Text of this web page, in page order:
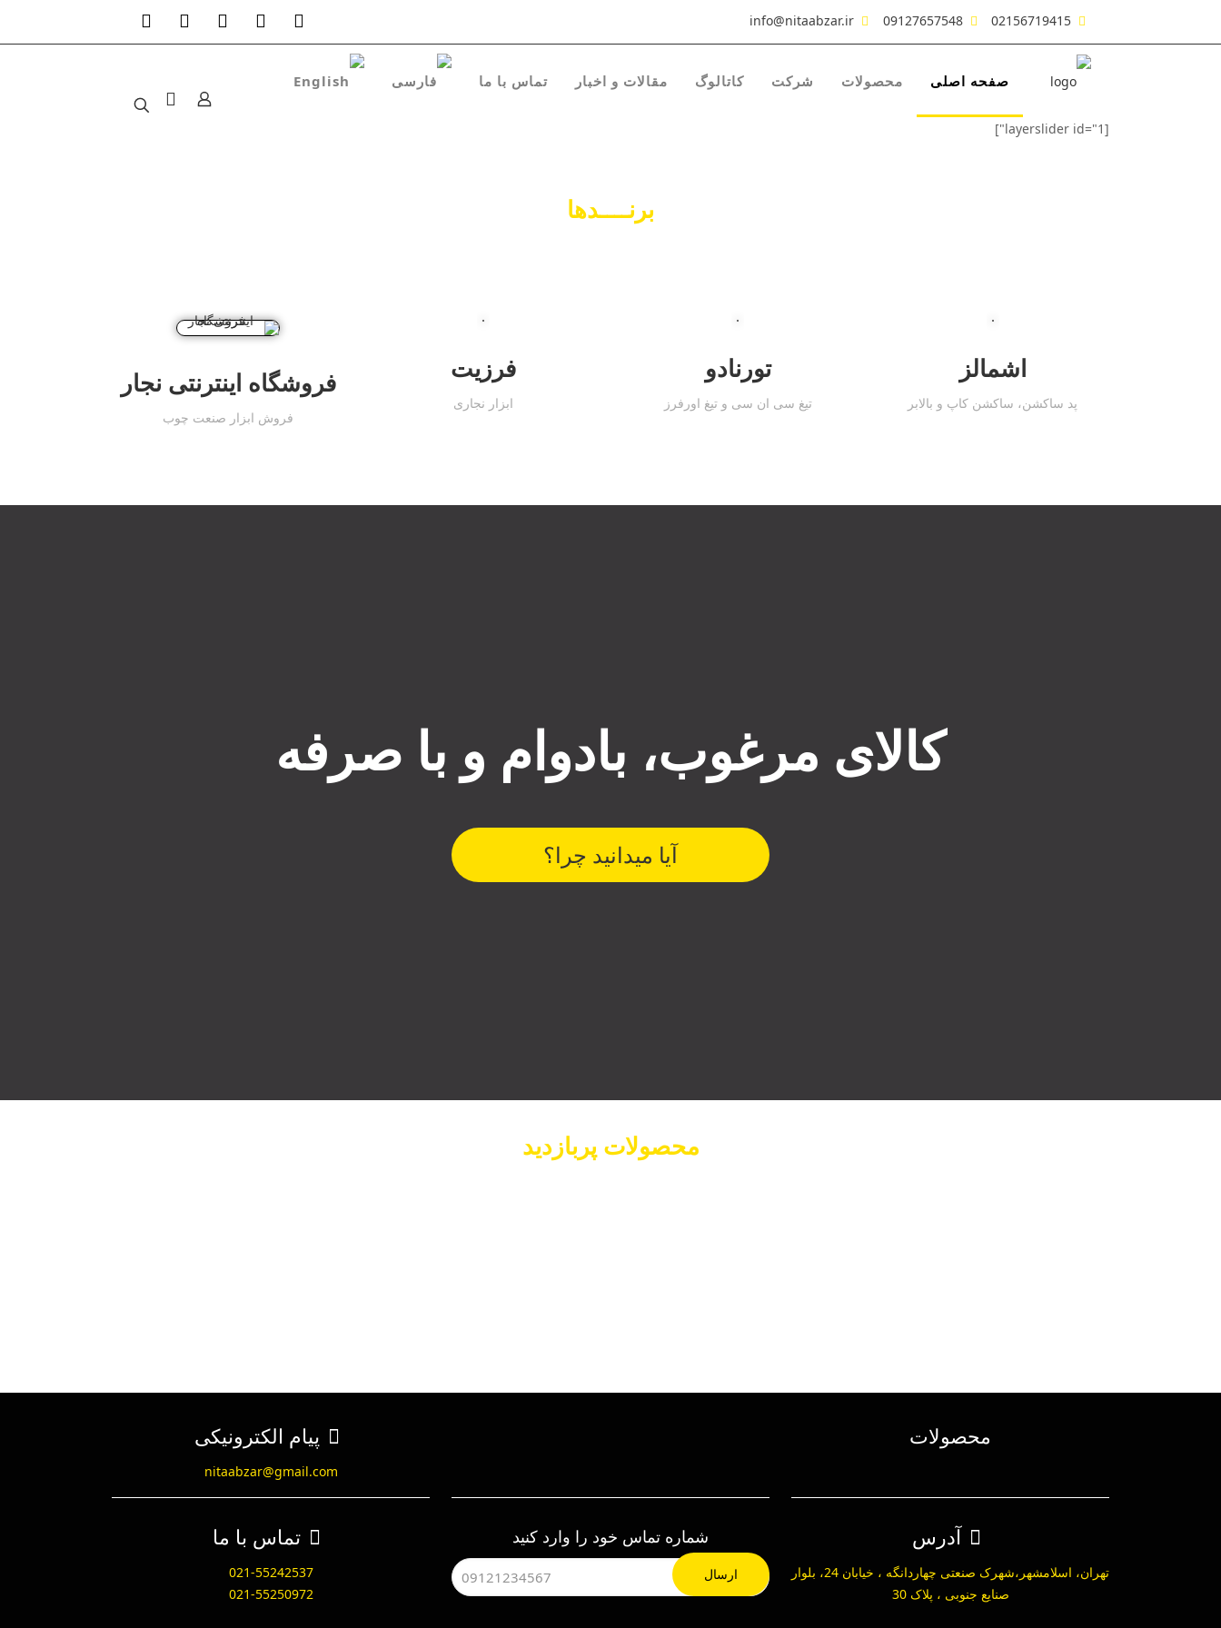
02156719415
09127657548
info@nitaabzar.ir
صفحه اصلی محصولات شرکت کاتالوگ مقالات و اخبار تماس با ما
[layerslider id="1"]
برنــــدها
اشمالز
پد ساکشن، ساکشن کاپ و بالابر
تورنادو
تیغ سی ان سی و تیغ اورفرز
فرزیت
ابزار نجاری
فروشگاه اینترنتی نجار
فروش ابزار صنعت چوب
کالای مرغوب، بادوام و با صرفه
آیا میدانید چرا؟
محصولات پربازدید
محصولات
آدرس
تهران، اسلامشهر،شهرک صنعتی چهاردانگه ، خیابان 24، بلوار
صنایع جنوبی ، پلاک 30
شماره تماس خود را وارد کنید
پیام الکترونیکی
nitaabzar@gmail.com
تماس با ما
021-55242537
021-55250972